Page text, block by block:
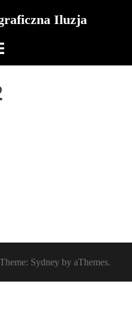
Iluzja
Theme: Sydney by aThemes.